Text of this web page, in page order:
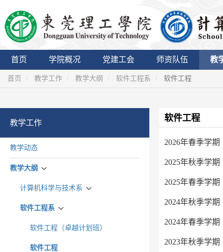
首页 学院概况 党建工会 师资队伍 教
首页 教学工作 教学大纲 软件工程系 软件工程
教学工作
教学动态
教学大纲
计算机科学与技术系
软件工程系
软件工程（卓越计划班）
软件工程
软件工程
2026年春季学期
2025年秋季学期
2025年春季学期
2024年秋季学期
2024年春季学期
2023年秋季学期